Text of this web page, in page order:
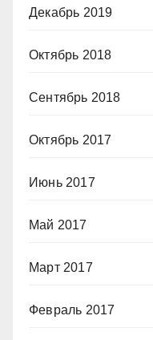
Декабрь 2019
Октябрь 2018
Сентябрь 2018
Октябрь 2017
Июнь 2017
Май 2017
Март 2017
Февраль 2017